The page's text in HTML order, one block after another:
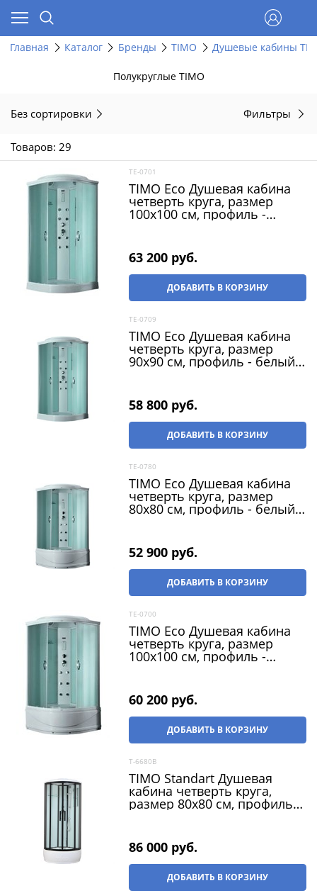
Главная Каталог Бренды TIMO Душевые кабины
Полукруглые TIMO
Без сортировки Фильтры
Товаров: 29
TE-0701
TIMO Eco Душевая кабина
четверть круга, размер
100х100 см, профиль -
63 200 руб.
ДОБАВИТЬ В КОРЗИНУ
TE-0709
TIMO Eco Душевая кабина
четверть круга, размер
90х90 см, профиль - белый /
58 800 руб.
ДОБАВИТЬ В КОРЗИНУ
TE-0780
TIMO Eco Душевая кабина
четверть круга, размер
80х80 см, профиль - белый /
52 900 руб.
ДОБАВИТЬ В КОРЗИНУ
TE-0700
TIMO Eco Душевая кабина
четверть круга, размер
100х100 см, профиль -
60 200 руб.
ДОБАВИТЬ В КОРЗИНУ
T-6680B
TIMO Standart Душевая
кабина четверть круга,
размер 80х80 см, профиль -
раздвижные
86 000 руб.
ДОБАВИТЬ В КОРЗИНУ